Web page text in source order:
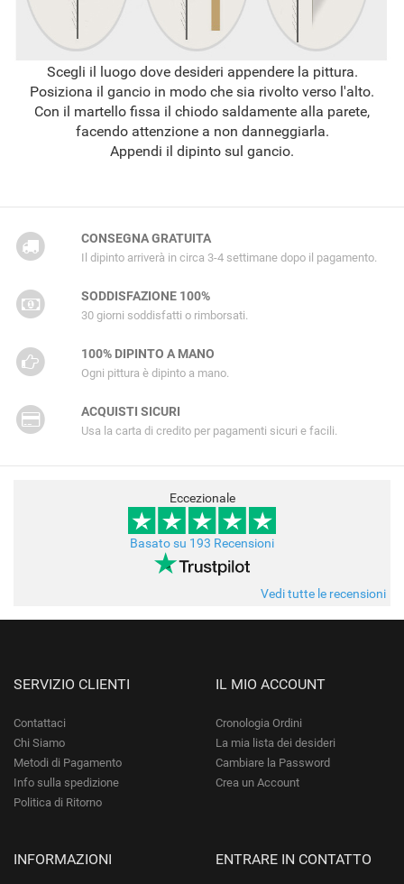
Scegli il luogo dove desideri appendere la pittura.
Posiziona il gancio in modo che sia rivolto verso l'alto.
Con il martello fissa il chiodo saldamente alla parete,
facendo attenzione a non danneggiarla.
Appendi il dipinto sul gancio.
CONSEGNA GRATUITA
Il dipinto arriverà in circa 3-4 settimane dopo il pagamento.
SODDISFAZIONE 100%
30 giorni soddisfatti o rimborsati.
100% DIPINTO A MANO
Ogni pittura è dipinto a mano.
ACQUISTI SICURI
Usa la carta di credito per pagamenti sicuri e facili.
Eccezionale
Basato su 193 Recensioni
Vedi tutte le recensioni
SERVIZIO CLIENTI
Contattaci
Chi Siamo
Metodi di Pagamento
Info sulla spedizione
Politica di Ritorno
IL MIO ACCOUNT
Cronologia Ordini
La mia lista dei desideri
Cambiare la Password
Crea un Account
INFORMAZIONI ENTRARE IN CONTATTO